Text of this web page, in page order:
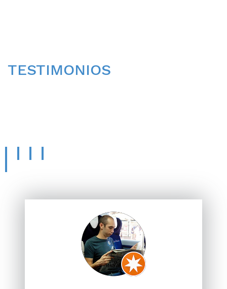
TESTIMONIOS